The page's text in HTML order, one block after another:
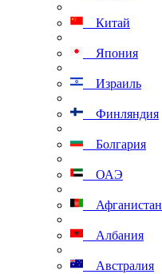
Китай
Япония
Израиль
Финляндия
Болгария
ОАЭ
Афганистан
Албания
Австралия